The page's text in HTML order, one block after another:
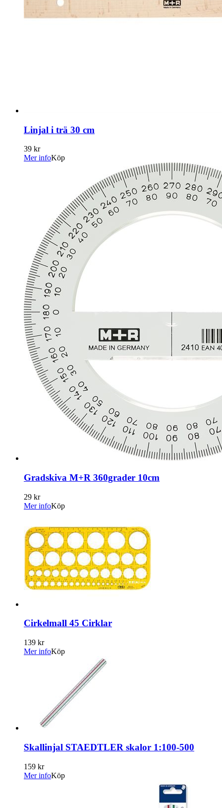
Linjal i trä 30 cm
39 kr
Mer infoKöp
Gradskiva M+R 360grader 10cm
29 kr
Mer infoKöp
Cirkelmall 45 Cirklar
139 kr
Mer infoKöp
Skallinjal STAEDTLER skalor 1:100-500
159 kr
Mer infoKöp